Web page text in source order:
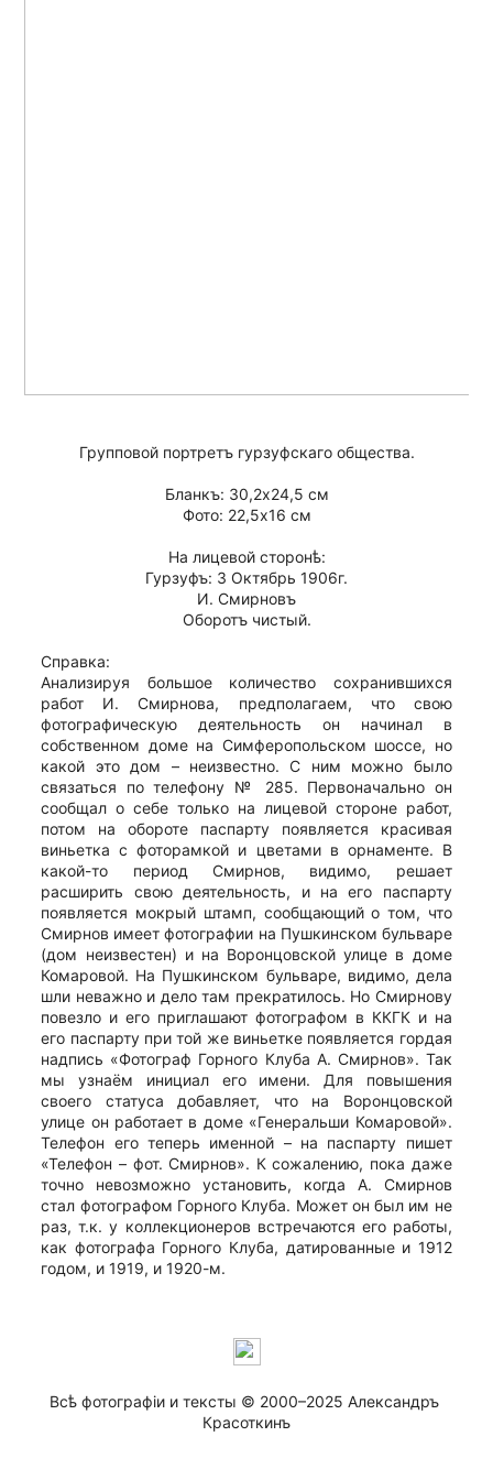
Групповой портретъ гурзуфскаго общества.
Бланкъ: 30,2х24,5 см
Фото: 22,5х16 см
На лицевой сторонѣ:
Гурзуфъ: 3 Октябрь 1906г.
И. Смирновъ
Оборотъ чистый.
Справка:
Анализируя большое количество сохранившихся
работ И. Смирнова, предполагаем, что свою
фотографическую деятельность он начинал в
собственном доме на Симферопольском шоссе, но
какой это дом – неизвестно. С ним можно было
связаться по телефону № 285. Первоначально он
сообщал о себе только на лицевой стороне работ,
потом на обороте паспарту появляется красивая
виньетка с фоторамкой и цветами в орнаменте. В
какой-то период Смирнов, видимо, решает
расширить свою деятельность, и на его паспарту
появляется мокрый штамп, сообщающий о том, что
Смирнов имеет фотографии на Пушкинском бульваре
(дом неизвестен) и на Воронцовской улице в доме
Комаровой. На Пушкинском бульваре, видимо, дела
шли неважно и дело там прекратилось. Но Смирнову
повезло и его приглашают фотографом в ККГК и на
его паспарту при той же виньетке появляется гордая
надпись «Фотограф Горного Клуба А. Смирнов». Так
мы узнаём инициал его имени. Для повышения
своего статуса добавляет, что на Воронцовской
улице он работает в доме «Генеральши Комаровой».
Телефон его теперь именной – на паспарту пишет
«Телефон – фот. Смирнов». К сожалению, пока даже
точно невозможно установить, когда А. Смирнов
стал фотографом Горного Клуба. Может он был им не
раз, т.к. у коллекционеров встречаются его работы,
как фотографа Горного Клуба, датированные и 1912
годом, и 1919, и 1920-м.
Всѣ фотографiи и тексты © 2000–2025 Александръ
Красоткинъ